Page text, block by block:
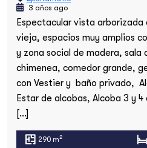
3 años ago
Espectacular vista arborizada
vieja, espacios muy amplios
y zona social de madera, sala
chimenea, comedor grande,
con Vestier y baño privado,
Estar de alcobas, Alcoba 3 y
[…]
290 m2